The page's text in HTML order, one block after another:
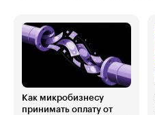
Как микробизнесу
принимать оплату от